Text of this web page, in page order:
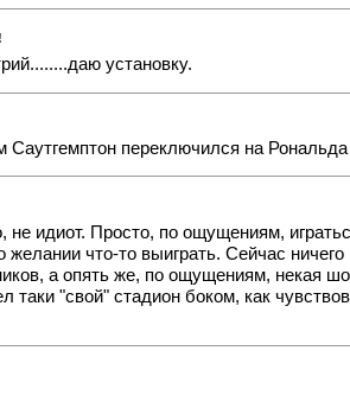
установку.
Саутгемптон переключился на
не идиот. Просто, по ощущениям,
желании что-то выиграть. Сейчас
а опять же, по ощущениям, некая
таки "свой" стадион боком, как